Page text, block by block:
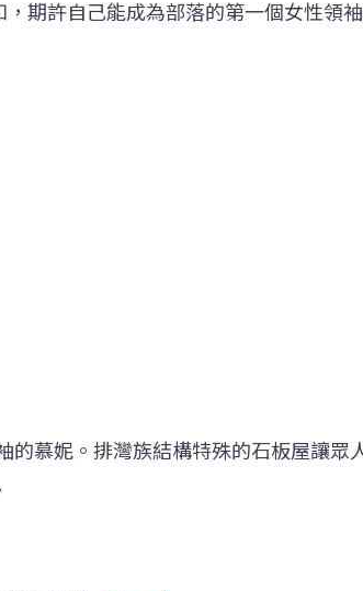
期許自己能成為部落的第一個女性領
慕妮。排灣族結構特殊的石板屋讓